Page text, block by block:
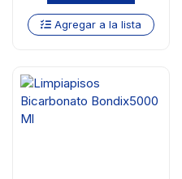
Agregar a la lista